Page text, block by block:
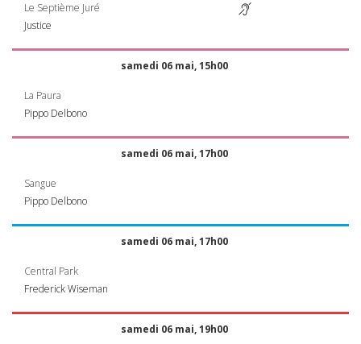
Le Septième Juré
Justice
samedi 06 mai, 15h00
La Paura
Pippo Delbono
samedi 06 mai, 17h00
Sangue
Pippo Delbono
samedi 06 mai, 17h00
Central Park
Frederick Wiseman
samedi 06 mai, 19h00